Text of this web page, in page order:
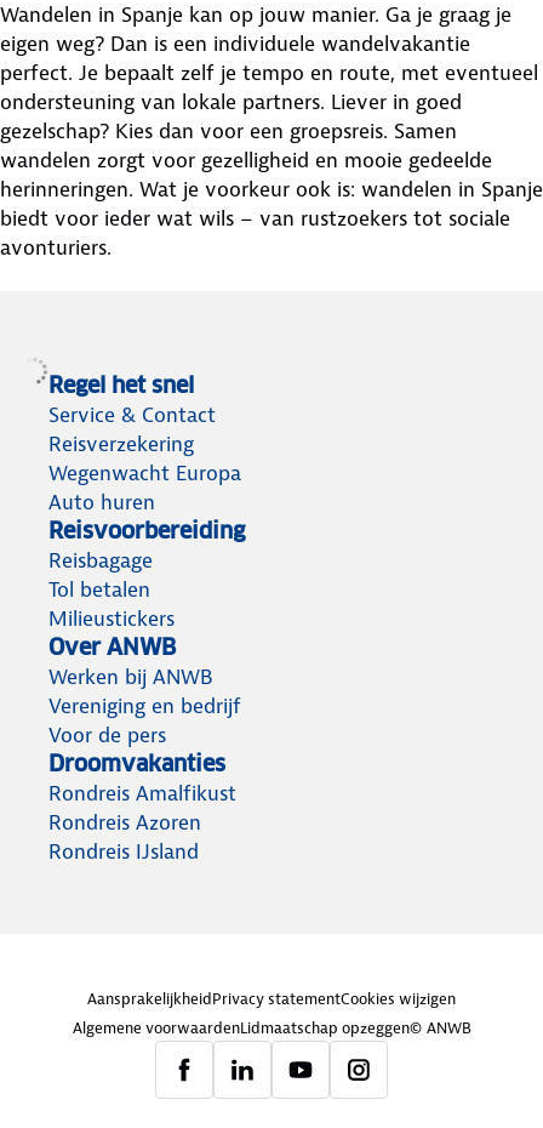
Wandelen in Spanje kan op jouw manier. Ga je graag je
eigen weg? Dan is een individuele wandelvakantie
perfect. Je bepaalt zelf je tempo en route, met eventueel
ondersteuning van lokale partners. Liever in goed
gezelschap? Kies dan voor een groepsreis. Samen
wandelen zorgt voor gezelligheid en mooie gedeelde
herinneringen. Wat je voorkeur ook is: wandelen in Spanje
biedt voor ieder wat wils – van rustzoekers tot sociale
avonturiers.
Regel het snel
Service & Contact
Reisverzekering
Wegenwacht Europa
Auto huren
Reisvoorbereiding
Reisbagage
Tol betalen
Milieustickers
Over ANWB
Werken bij ANWB
Vereniging en bedrijf
Voor de pers
Droomvakanties
Rondreis Amalfikust
Rondreis Azoren
Rondreis IJsland
AansprakelijkheidPrivacy statementCookies wijzigen
Algemene voorwaardenLidmaatschap opzeggen© ANWB